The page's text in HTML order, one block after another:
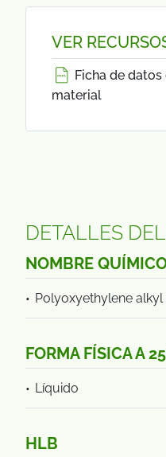
VER
Ficha de
material
DETALLES
NOMBRE
Polyoxyethylene alkyl
FORMA FÍSICA A
Líquido
HLB